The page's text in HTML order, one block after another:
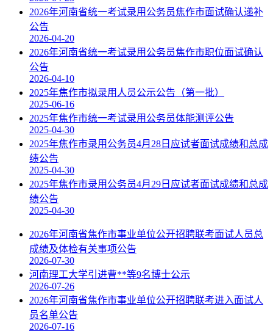
2026年河南省统一考试录用公务员焦作市面试确认递补
公告
2026-04-20
2026年河南省统一考试录用公务员焦作市职位面试确认
公告
2026-04-10
2025年焦作市拟录用人员公示公告（第一批）
2025-06-16
2025年焦作市统一考试录用公务员体能测评公告
2025-04-30
2025年焦作市录用公务员4月28日应试者面试成绩和总成
绩公告
2025-04-30
2025年焦作市录用公务员4月29日应试者面试成绩和总成
绩公告
2025-04-30
2026年河南省焦作市事业单位公开招聘联考面试人员总
成绩及体检有关事项公告
2026-07-30
河南理工大学引进曹**等9名博士公示
2026-07-26
2026年河南省焦作市事业单位公开招聘联考进入面试人
员名单公告
2026-07-16